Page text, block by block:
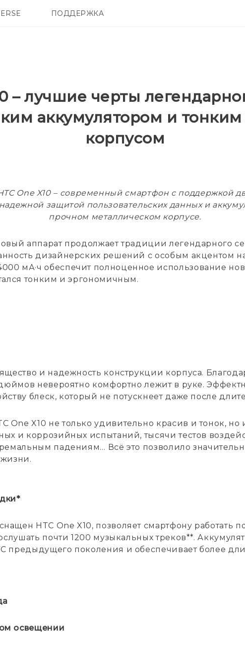
АКСЕССУАРЫ
ПОДДЕРЖКА
– лучшие черты
аккумулятором и
корпусом
One X10 – современный смартфон с поддержкой
защитой пользовательских данных и
прочном металлическом корпусе.
аппарат продолжает традиции легендарного
дизайнерских решений с особым акцентом
мА·ч обеспечит полноценное использование
тонким и эргономичным.
и надежность конструкции корпуса.
невероятно комфортно лежит в руке.
блеск, который не потускнеет даже после
One X10 не только удивительно красив и тонок,
и коррозийных испытаний, тысячи тестов
падениям… Всё это позволило
HTC One X10, позволяет смартфону работать
почти 1200 музыкальных треков**.
предыдущего поколения и обеспечивает более
освещении